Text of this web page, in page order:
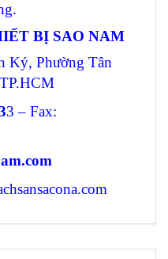
BỊ SAO NAM
Ký, Phường Tân
3 – Fax: